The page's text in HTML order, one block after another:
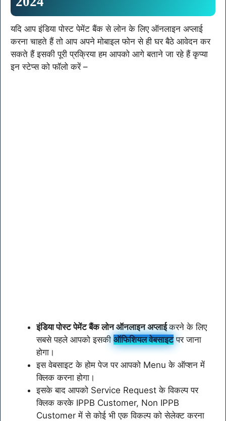
यदि आप इंडिया पोस्ट पेमेंट बैंक से लोन के लिए ऑनलाइन अप्लाई
करना चाहते हैं तो आप अपने मोबाइल फोन से ही घर बैठे आवेदन कर
सकते हैं इसकी पूरी प्रक्रिया हम आपको आगे बताने जा रहे हैं कृप्या
इन स्टेप्स को फॉलो करें –
इंडिया पोस्ट पेमेंट बैंक लोन ऑनलाइन अप्लाईकरने के लिए
सबसे पहले आपको इसकी ऑफिशियल वेबसाइटपर जाना
होगा।
इस वेबसाइट के होम पेज पर आपको Menu के ऑप्शन में
क्लिक करना होगा।
इसके बाद आपको Service Request के विकल्प पर
क्लिक करके IPPB Customer, Non IPPB
Customer में से कोई भी एक विकल्प को सेलेक्ट करना